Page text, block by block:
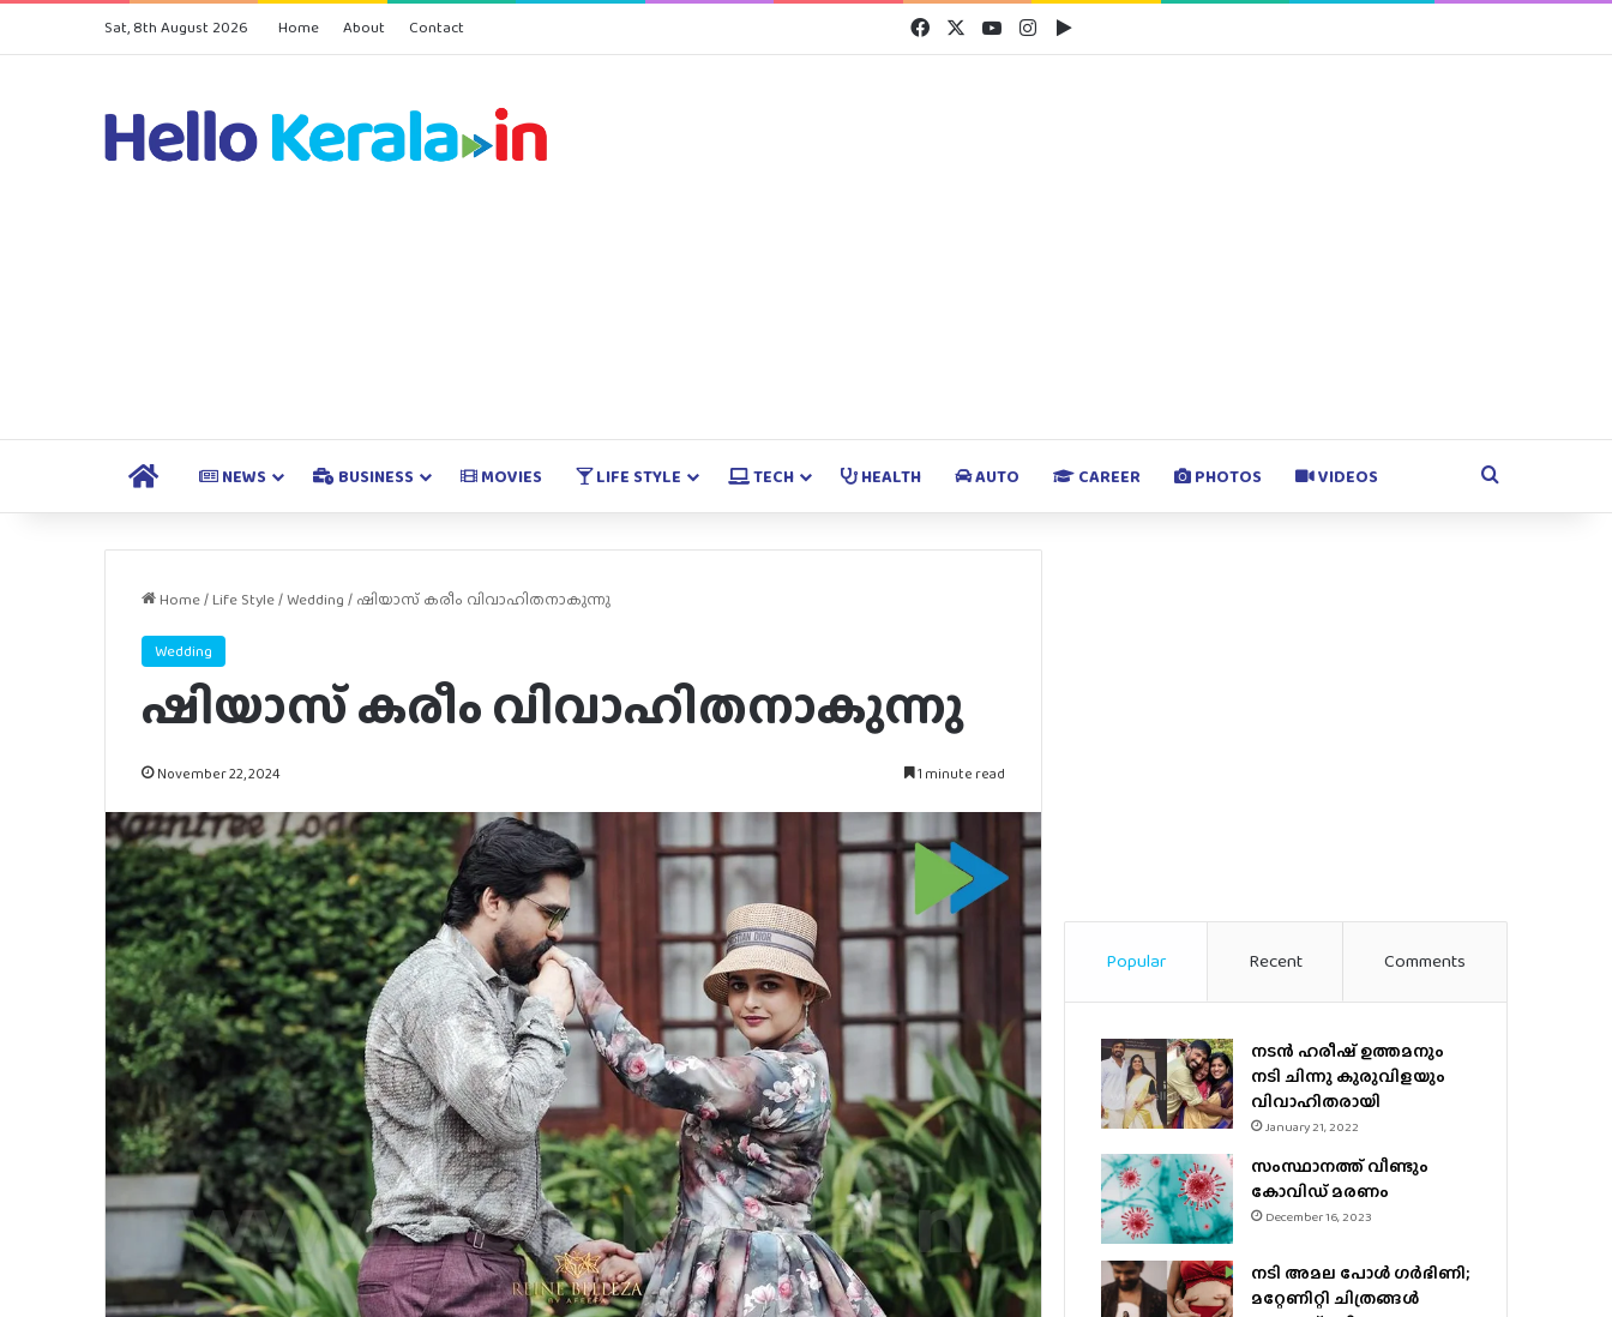
Sat, 8th August 2026 Home About Contact FacebookYouTubeInstagramGoogle Play
HOME NEWS BUSINESS MOVIES LIFE STYLE TECH HEALTH AUTO CAREER PHOTOS VIDEOS Search for
Home/Life Style/Wedding / ഷിയാസ് കരീം വിവാഹിതനാകുന്നു
Wedding
ഷിയാസ് കരീം വിവാഹിതനാകുന്നു
November 22, 2024 1 minute read
Popular Recent Comments
നടന്‍ ഹരീഷ് ഉത്തമനും
നടി ചിന്നു കുരുവിളയും
വിവാഹിതരായി
January 21, 2022
സംസ്ഥാനത്ത് വീണ്ടും
കോവിഡ് മരണം
December 16, 2023
നടി അമല പോൾ ​ഗർഭിണി;
മറ്റേണിറ്റി ചിത്രങ്ങള്‍